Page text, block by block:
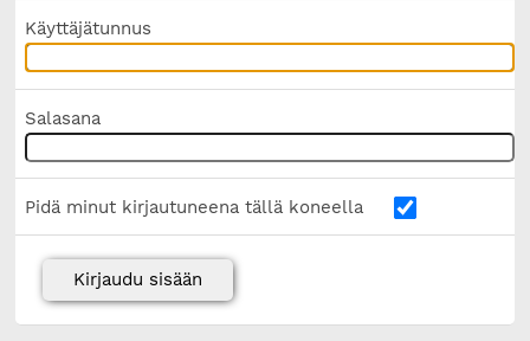
Käyttäjätunnus
Salasana
Pidä minut kirjautuneena tällä koneella